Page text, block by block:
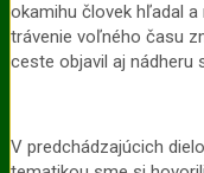
okamihu človek hľadal
trávenie voľného času
ceste objavil aj nádheru
V predchádzajúcich